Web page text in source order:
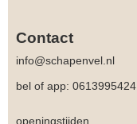
Contact
info@schapenvel.nl
bel of app: 0613995424
openingstijden